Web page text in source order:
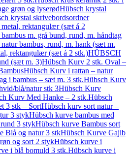
grøn og lyserødHübsch krystal
krystal skrivebordsordner
rektangulær (sæt á 2
m. grå bund, rund, m. håndtag
bambus, rund, m. hank (sæt m.
rektangulær (sæt á 2 stk.)HÜBSCH
(sæt m. 3)Hübsch Kurv 2 stk. Oval –
Hübsch Kurv i rattan – natur
i bambus – sæt m. 3 stk.Hübsch Kurv
blå/natur stk 3Hübsch Kurv
Kurv Med Hanke – 2 stk.Hübsch
3 stk – SortHübsch kurv sort natur –
3 stykHübsch kurve bambus med
3 stykHübsch kurve Bambus sort
Blå og natur 3 stkHübsch Kurve Gajib
og sort 2 stykHübsch kurve i
i blå bomuld 3 stk.Hübsch kurve i